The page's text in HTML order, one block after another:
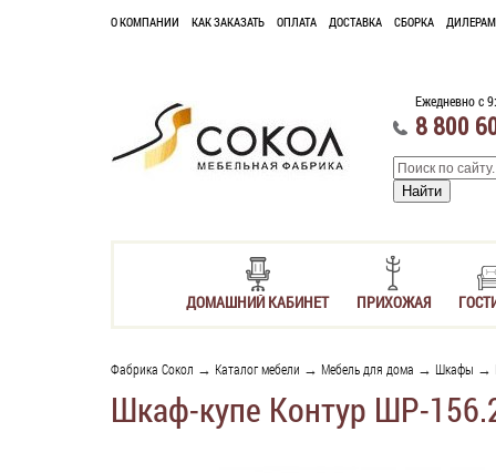
О КОМПАНИИ КАК ЗАКАЗАТЬ ОПЛАТА ДОСТАВКА СБОРКА ДИЛЕРАМ
Ежедневно с
8 800
ДОМАШНИЙ КАБИНЕТ ПРИХОЖАЯ
Фабрика Сокол → Каталог мебели → Мебель для дома → Шкафы →
Шкаф-купе Контур ШР-